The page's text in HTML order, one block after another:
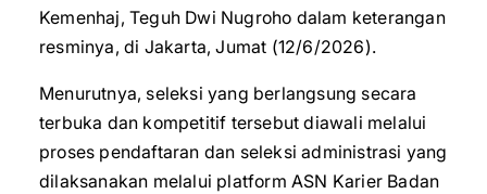
Kemenhaj, Teguh Dwi Nugroho dalam keterangan
resminya, di Jakarta, Jumat (12/6/2026).
Menurutnya, seleksi yang berlangsung secara
terbuka dan kompetitif tersebut diawali melalui
proses pendaftaran dan seleksi administrasi yang
dilaksanakan melalui platform ASN Karier Badan